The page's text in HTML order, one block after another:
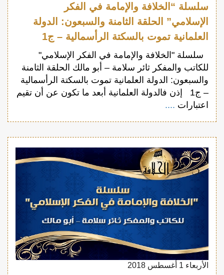
سلسلة “الخلافة والإمامة في الفكر
الإسلامي” الحلقة الثامنة والسبعون: الدولة
العلمانية تموت بالسكتة الرأسمالية – ج1
سلسلة "الخلافة والإمامة في الفكر الإسلامي"
للكاتب والمفكر ثائر سلامة – أبو مالك الحلقة الثامنة
والسبعون: الدولة العلمانية تموت بالسكتة الرأسمالية
– ج1 إذن فالدولة العلمانية أبعد ما تكون عن أن تقيم
اعتبارات ....
الأربعاء 1 أغسطس 2018